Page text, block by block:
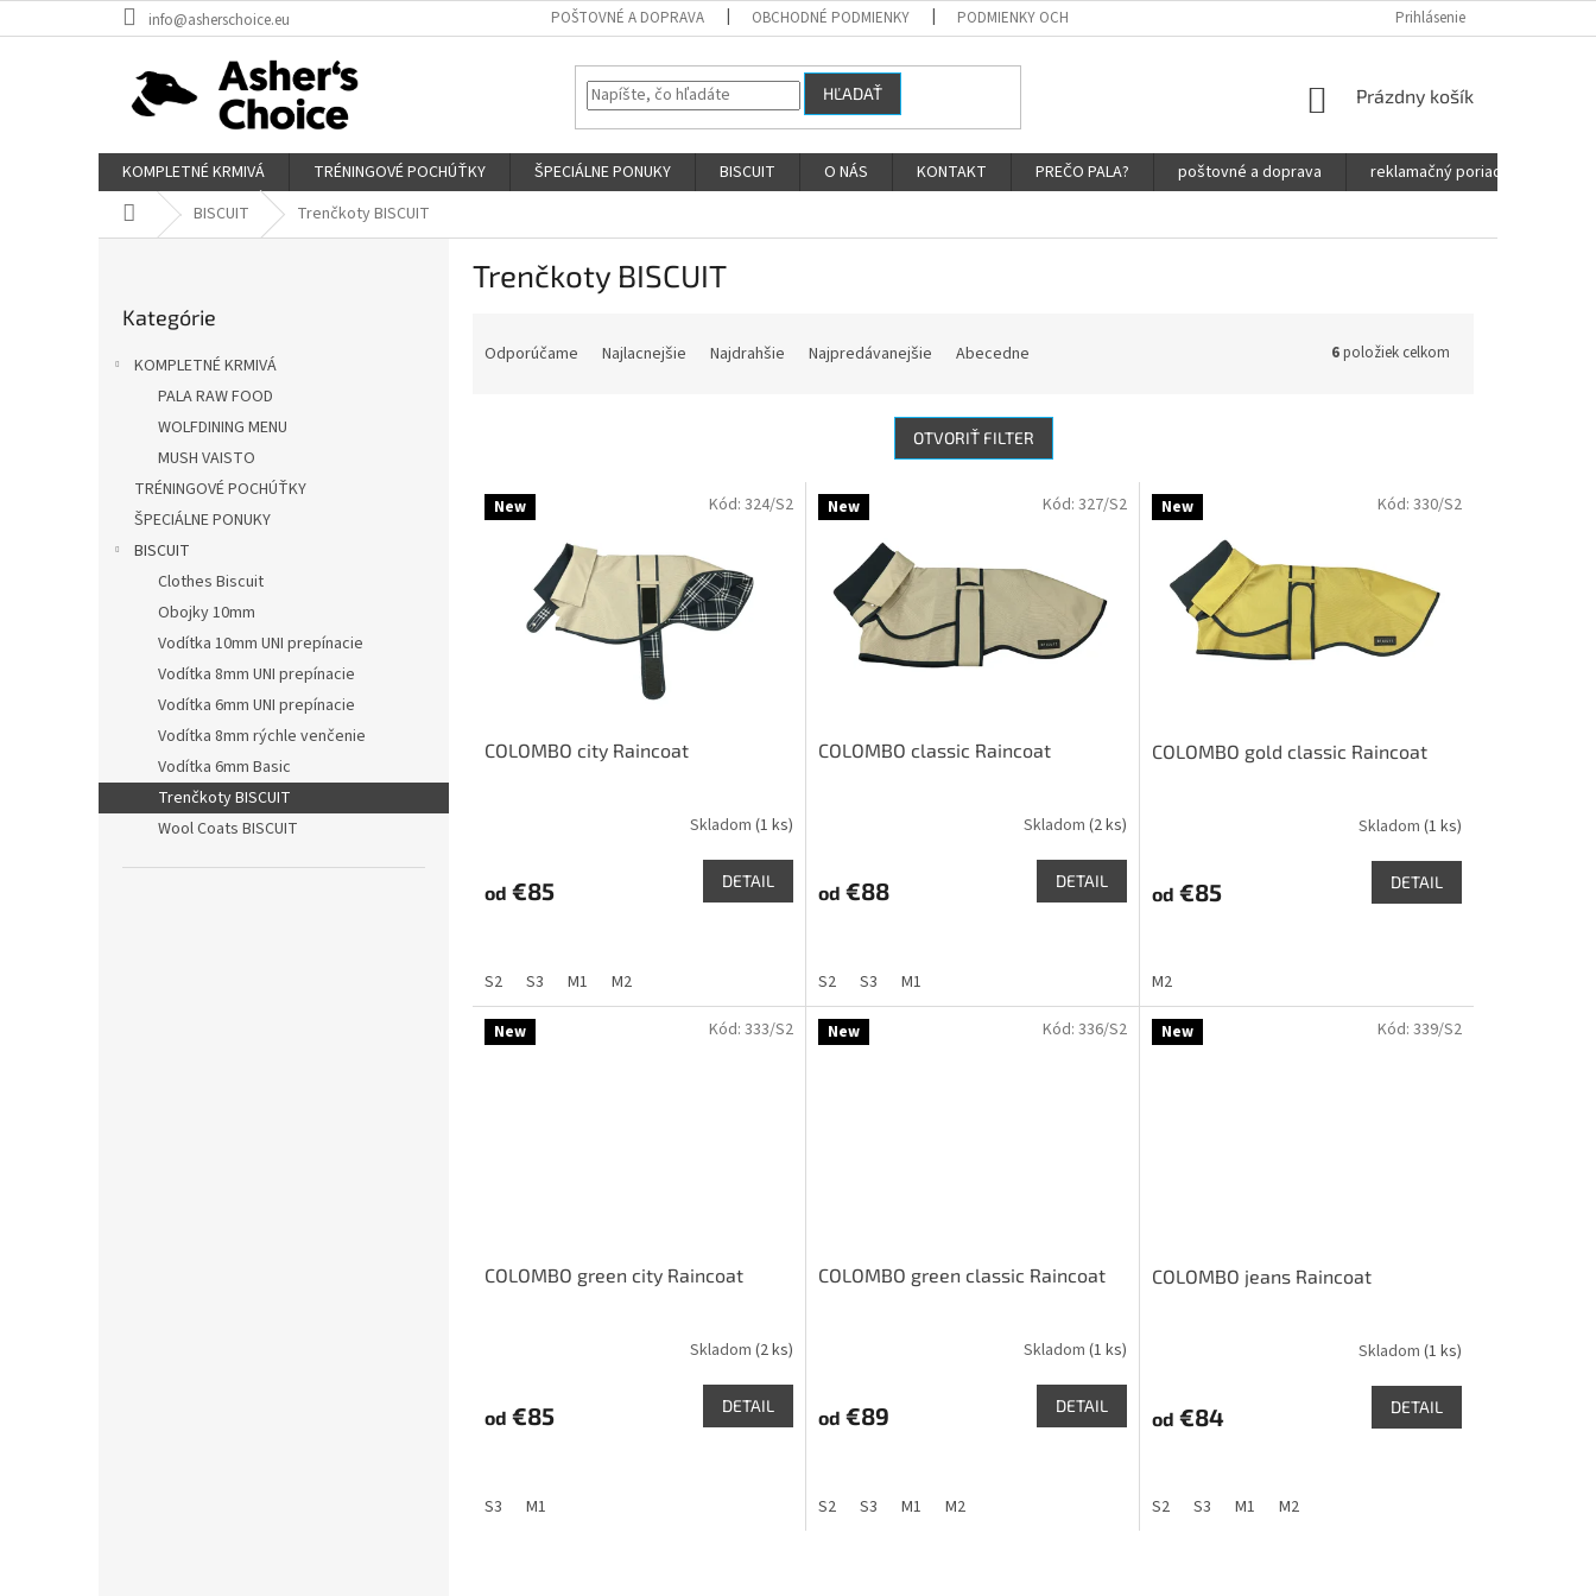
na
info@asherschoice.eu POŠTOVNÉ A DOPRAVA OBCHODNÉ PODMIENKY PODMIENKY OCHRANY OSOBNÝCH ÚDAJOV Prihlásenie
HĽADAŤ
NÁKUPNÝ
Prázdny košík
KOMPLETNÉ KRMIVÁ TRÉNINGOVÉ POCHÚŤKY ŠPECIÁLNE PONUKY BISCUIT O NÁS KONTAKT PREČO PALA? poštovné a doprava reklamačný poriadok
DomovBISCUIT Trenčkoty BISCUIT
kategórie
Kategórie
KOMPLETNÉ KRMIVÁ
PALA RAW FOOD
WOLFDINING MENU
MUSH VAISTO
TRÉNINGOVÉ POCHÚŤKY
ŠPECIÁLNE PONUKY
BISCUIT
Clothes Biscuit
Obojky 10mm
Vodítka 10mm UNI prepínacie
Vodítka 8mm UNI prepínacie
Vodítka 6mm UNI prepínacie
Vodítka 8mm rýchle venčenie
Vodítka 6mm Basic
Trenčkoty BISCUIT
Wool Coats BISCUIT
Trenčkoty BISCUIT
Odporúčame Najlacnejšie Najdrahšie Najpredávanejšie Abecedne 6položiek celkom
OTVORIŤ FILTER
V New
COLOMBO city Raincoat
Skladom (1 ks)
od €85 DETAIL
S2 S3 M1 M2
Kód: 324/S2 New
COLOMBO classic Raincoat
Skladom (2 ks)
od €88 DETAIL
S2 S3 M1
Kód: 327/S2 New
COLOMBO gold classic Raincoat
Skladom (1 ks)
od €85 DETAIL
M2
Kód: 330/S2
New
COLOMBO green city Raincoat
Skladom (2 ks)
od €85 DETAIL
S3 M1
Kód: 333/S2 New
COLOMBO green classic Raincoat
Skladom (1 ks)
od €89 DETAIL
S2 S3 M1 M2
Kód: 336/S2 New
COLOMBO jeans Raincoat
Skladom (1 ks)
od €84 DETAIL
S2 S3 M1 M2
Kód: 339/S2